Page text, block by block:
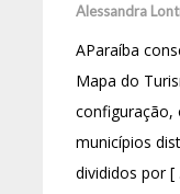
Alessandra
AParaíba
Mapa do
configuração,
municípios
divididos por